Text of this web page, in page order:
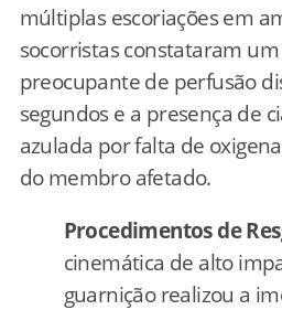
múltiplas escoriações em
socorristas constataram
preocupante de perfusão
segundos e a presença de
azulada por falta de
do membro afetado.
Procedimentos de
cinemática de alto
guarnição realizou a